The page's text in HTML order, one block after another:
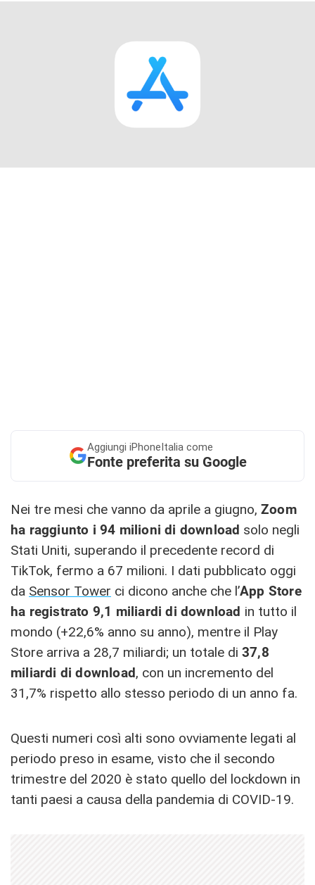
Aggiungi iPhoneItalia come
Fonte preferita su Google
Nei tre mesi che vanno da aprile a giugno, Zoom
ha raggiunto i 94 milioni di download solo negli
Stati Uniti, superando il precedente record di
TikTok, fermo a 67 milioni. I dati pubblicato oggi
da Sensor Tower ci dicono anche che l’App Store
ha registrato 9,1 miliardi di download in tutto il
mondo (+22,6% anno su anno), mentre il Play
Store arriva a 28,7 miliardi; un totale di 37,8
miliardi di download, con un incremento del
31,7% rispetto allo stesso periodo di un anno fa.
Questi numeri così alti sono ovviamente legati al
periodo preso in esame, visto che il secondo
trimestre del 2020 è stato quello del lockdown in
tanti paesi a causa della pandemia di COVID-19.